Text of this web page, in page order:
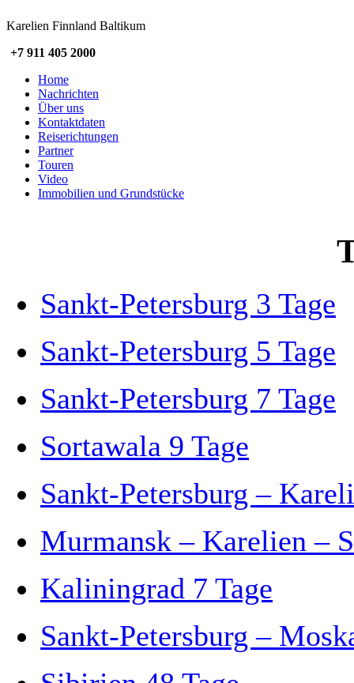
Karelien Finnland Baltikum
+7 911 405 2000
Home
Nachrichten
Über uns
Kontaktdaten
Reiserichtungen
Partner
Touren
Video
Immobilien und Grundstücke
Sankt-Petersburg 3 Tage
Sankt-Petersburg 5 Tage
Sankt-Petersburg 7 Tage
Sortawala 9 Tage
Sankt-Petersburg –
Murmansk – Karelien –
Kaliningrad 7 Tage
Sankt-Petersburg –